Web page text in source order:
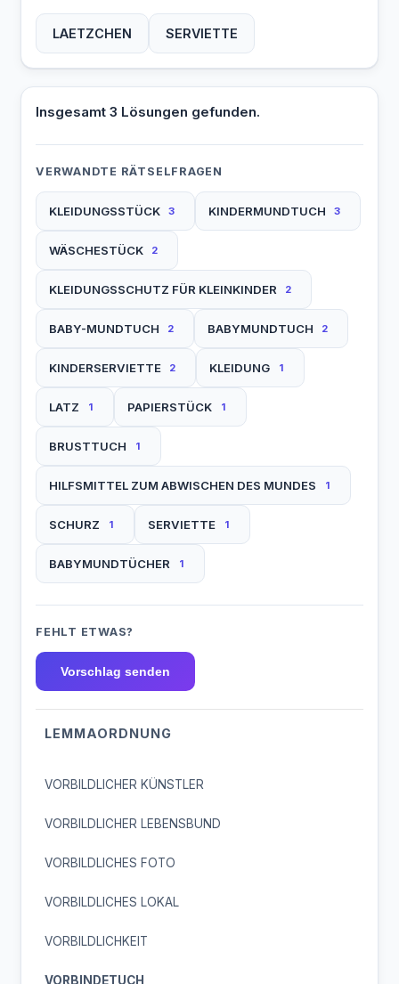
LAETZCHEN SERVIETTE
Insgesamt 3 Lösungen gefunden.
VERWANDTE RÄTSELFRAGEN
KLEIDUNGSSTÜCK 3 KINDERMUNDTUCH 3
WÄSCHESTÜCK 2
KLEIDUNGSSCHUTZ FÜR KLEINKINDER 2
BABY-MUNDTUCH 2 BABYMUNDTUCH 2
KINDERSERVIETTE 2 KLEIDUNG 1
LATZ 1 PAPIERSTÜCK 1
BRUSTTUCH 1
HILFSMITTEL ZUM ABWISCHEN DES MUNDES 1
SCHURZ 1 SERVIETTE 1
BABYMUNDTÜCHER 1
FEHLT ETWAS?
Vorschlag senden
LEMMAORDNUNG
VORBILDLICHER KÜNSTLER
VORBILDLICHER LEBENSBUND
VORBILDLICHES FOTO
VORBILDLICHES LOKAL
VORBILDLICHKEIT
VORBINDETUCH